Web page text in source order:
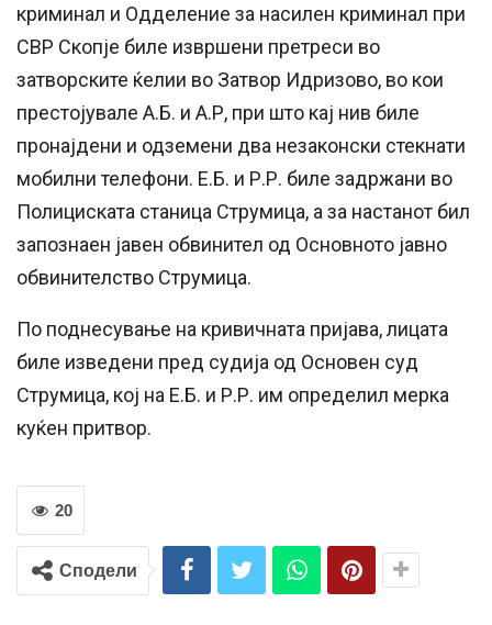
криминал и Одделение за насилен криминал при
СВР Скопје биле извршени претреси во
затворските ќелии во Затвор Идризово, во кои
престојувале А.Б. и А.Р, при што кај нив биле
пронајдени и одземени два незаконски стекнати
мобилни телефони. Е.Б. и Р.Р. биле задржани во
Полициската станица Струмица, а за настанот бил
запознаен јавен обвинител од Основното јавно
обвинителство Струмица.
По поднесување на кривичната пријава, лицата
биле изведени пред судија од Основен суд
Струмица, кој на Е.Б. и Р.Р. им определил мерка
куќен притвор.
20
Сподели